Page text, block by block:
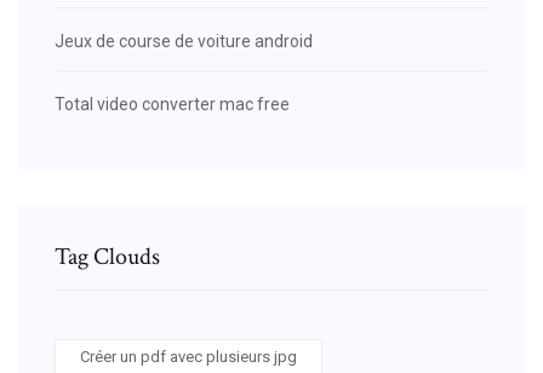
Jeux de course de voiture android
Total video converter mac free
Tag Clouds
Créer un pdf avec plusieurs jpg